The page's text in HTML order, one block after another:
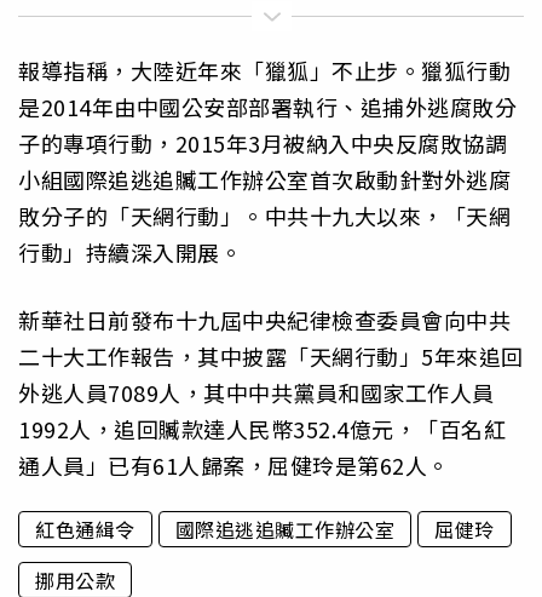
報導指稱，大陸近年來「獵狐」不止步。獵狐行動
是2014年由中國公安部部署執行、追捕外逃腐敗分
子的專項行動，2015年3月被納入中央反腐敗協調
小組國際追逃追贓工作辦公室首次啟動針對外逃腐
敗分子的「天網行動」。中共十九大以來，「天網
行動」持續深入開展。
新華社日前發布十九屆中央紀律檢查委員會向中共
二十大工作報告，其中披露「天網行動」5年來追回
外逃人員7089人，其中中共黨員和國家工作人員
1992人，追回贓款達人民幣352.4億元，「百名紅
通人員」已有61人歸案，屈健玲是第62人。
紅色通緝令 國際追逃追贓工作辦公室
屈健玲
挪用公款